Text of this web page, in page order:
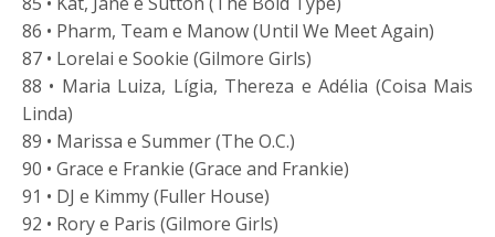
86 • Pharm, Team e Manow (Until We Meet Again)
87 • Lorelai e Sookie (Gilmore Girls)
88 • Maria Luiza, Lígia, Thereza e Adélia (Coisa Mais
Linda)
89 • Marissa e Summer (The O.C.)
90 • Grace e Frankie (Grace and Frankie)
91 • DJ e Kimmy (Fuller House)
92 • Rory e Paris (Gilmore Girls)